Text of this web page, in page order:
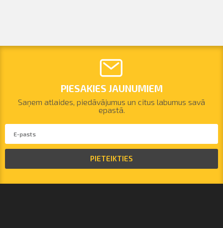
PIESAKIES JAUNUMIEM
Saņem atlaides, piedāvājumus un citus labumus savā
epastā.
PIETEIKTIES